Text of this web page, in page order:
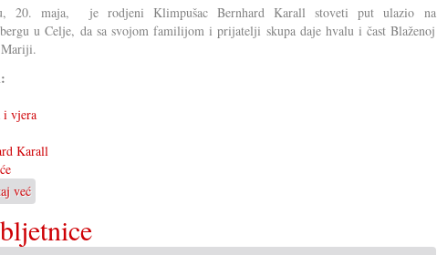
20. maja, je rodjeni Klimpušac Bernhard Karall stoveti put ulazio na
u Celje, da sa svojom familijom i prijatelji skupa daje hvalu i čast Blaženoj
i vjera
Karall
već
Jubilarno
stoveto
shodišće